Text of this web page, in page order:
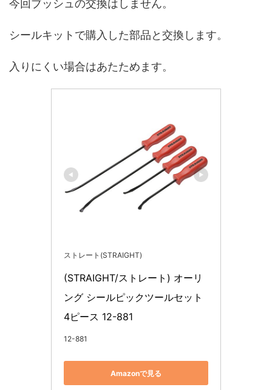
今回ブッシュの交換はしません。
シールキットで購入した部品と交換します。
入りにくい場合はあたためます。
ストレート(STRAIGHT)
(STRAIGHT/ストレート) オーリ
ング シールピックツールセット
4ピース 12-881
12-881
Amazonで見る